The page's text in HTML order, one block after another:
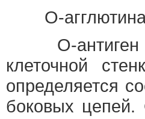
О-
О-
клеточной
определяется
боковых